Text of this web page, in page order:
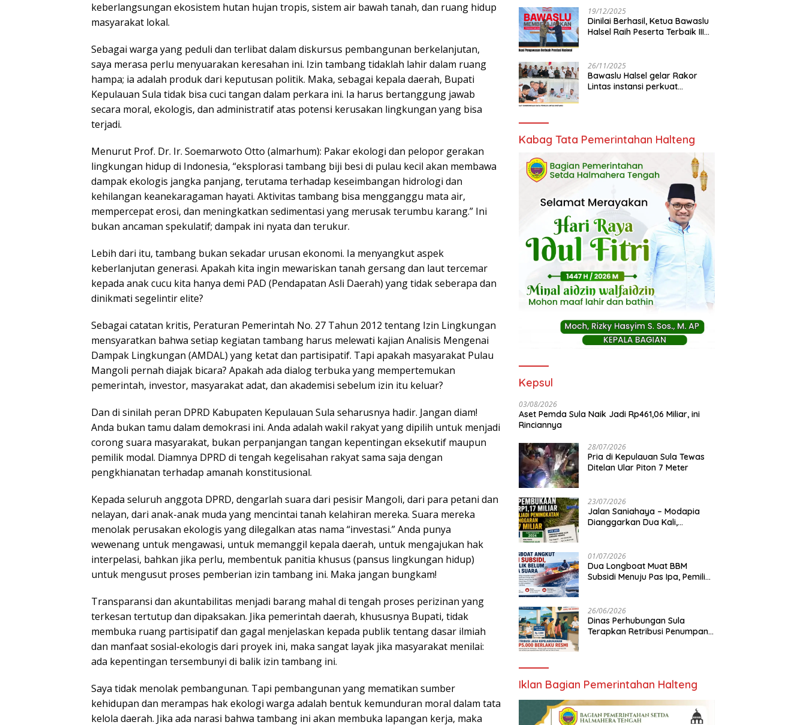
keberlangsungan ekosistem hutan hujan tropis, sistem air bawah tanah, dan ruang hidup
masyarakat lokal.
Sebagai warga yang peduli dan terlibat dalam diskursus pembangunan berkelanjutan,
saya merasa perlu menyuarakan keresahan ini. Izin tambang tidaklah lahir dalam ruang
hampa; ia adalah produk dari keputusan politik. Maka, sebagai kepala daerah, Bupati
Kepulauan Sula tidak bisa cuci tangan dalam perkara ini. Ia harus bertanggung jawab
secara moral, ekologis, dan administratif atas potensi kerusakan lingkungan yang bisa
terjadi.
Menurut Prof. Dr. Ir. Soemarwoto Otto (almarhum): Pakar ekologi dan pelopor gerakan
lingkungan hidup di Indonesia, “eksplorasi tambang biji besi di pulau kecil akan membawa
dampak ekologis jangka panjang, terutama terhadap keseimbangan hidrologi dan
kehilangan keanekaragaman hayati. Aktivitas tambang bisa mengganggu mata air,
mempercepat erosi, dan meningkatkan sedimentasi yang merusak terumbu karang.” Ini
bukan ancaman spekulatif; dampak ini nyata dan terukur.
Lebih dari itu, tambang bukan sekadar urusan ekonomi. Ia menyangkut aspek
keberlanjutan generasi. Apakah kita ingin mewariskan tanah gersang dan laut tercemar
kepada anak cucu kita hanya demi PAD (Pendapatan Asli Daerah) yang tidak seberapa dan
dinikmati segelintir elite?
Sebagai catatan kritis, Peraturan Pemerintah No. 27 Tahun 2012 tentang Izin Lingkungan
mensyaratkan bahwa setiap kegiatan tambang harus melewati kajian Analisis Mengenai
Dampak Lingkungan (AMDAL) yang ketat dan partisipatif. Tapi apakah masyarakat Pulau
Mangoli pernah diajak bicara? Apakah ada dialog terbuka yang mempertemukan
pemerintah, investor, masyarakat adat, dan akademisi sebelum izin itu keluar?
Dan di sinilah peran DPRD Kabupaten Kepulauan Sula seharusnya hadir. Jangan diam!
Anda bukan tamu dalam demokrasi ini. Anda adalah wakil rakyat yang dipilih untuk menjadi
corong suara masyarakat, bukan perpanjangan tangan kepentingan eksekutif maupun
pemilik modal. Diamnya DPRD di tengah kegelisahan rakyat sama saja dengan
pengkhianatan terhadap amanah konstitusional.
Kepada seluruh anggota DPRD, dengarlah suara dari pesisir Mangoli, dari para petani dan
nelayan, dari anak-anak muda yang mencintai tanah kelahiran mereka. Suara mereka
menolak perusakan ekologis yang dilegalkan atas nama “investasi.” Anda punya
wewenang untuk mengawasi, untuk memanggil kepala daerah, untuk mengajukan hak
interpelasi, bahkan jika perlu, membentuk panitia khusus (pansus lingkungan hidup)
untuk mengusut proses pemberian izin tambang ini. Maka jangan bungkam!
Transparansi dan akuntabilitas menjadi barang mahal di tengah proses perizinan yang
terkesan tertutup dan dipaksakan. Jika pemerintah daerah, khususnya Bupati, tidak
membuka ruang partisipatif dan gagal menjelaskan kepada publik tentang dasar ilmiah
dan manfaat sosial-ekologis dari proyek ini, maka sangat layak jika masyarakat menilai:
ada kepentingan tersembunyi di balik izin tambang ini.
Saya tidak menolak pembangunan. Tapi pembangunan yang mematikan sumber
kehidupan dan merampas hak ekologi warga adalah bentuk kemunduran moral dalam tata
kelola daerah. Jika ada narasi bahwa tambang ini akan membuka lapangan kerja, maka
19/12/2025
Dinilai Berhasil, Ketua Bawaslu
Halsel Raih Peserta Terbaik III
26/11/2025
Bawaslu Halsel gelar Rakor
Lintas instansi perkuat
Kabag Tata Pemerintahan Halteng
Kepsul
03/08/2026
Aset Pemda Sula Naik Jadi Rp461,06 Miliar, ini
Rinciannya
28/07/2026
Pria di Kepulauan Sula Tewas
Ditelan Ular Piton 7 Meter
23/07/2026
Jalan Saniahaya – Modapia
Dianggarkan Dua Kali,
01/07/2026
Dua Longboat Muat BBM
Subsidi Menuju Pas Ipa, Pemilik
26/06/2026
Dinas Perhubungan Sula
Terapkan Retribusi Penumpang
Iklan Bagian Pemerintahan Halteng